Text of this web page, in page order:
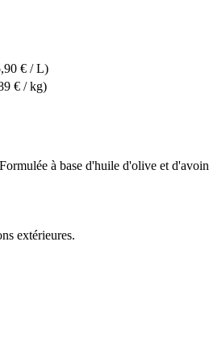
€ / L)
€ / kg)
à base d'huile d'olive et
extérieures.